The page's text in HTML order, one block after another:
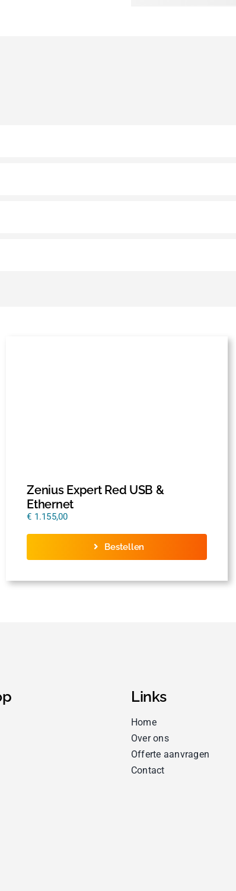
Zenius Expert Red USB &
Ethernet
€ 1.155,00
Bestellen
Links
Home
Over ons
Offerte aanvragen
Contact